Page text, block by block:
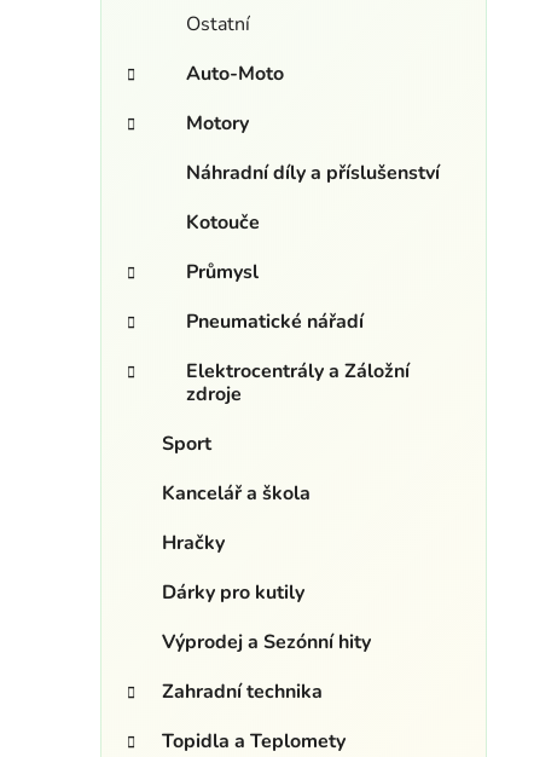
Ostatní
Auto-Moto
Motory
Náhradní díly a příslušenství
Kotouče
Průmysl
Pneumatické nářadí
Elektrocentrály a Záložní
zdroje
Sport
Kancelář a škola
Hračky
Dárky pro kutily
Výprodej a Sezónní hity
Zahradní technika
Topidla a Teplomety